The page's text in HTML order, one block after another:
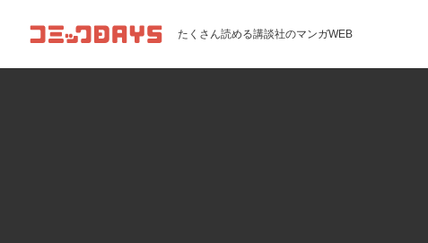
コミックDAYS たくさん読める講談社のマンガWEB